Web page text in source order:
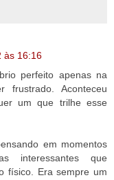
às 16:16
perfeito apenas na
frustrado. Aconteceu
um que trilhe esse
em momentos
interessantes que
físico. Era sempre um